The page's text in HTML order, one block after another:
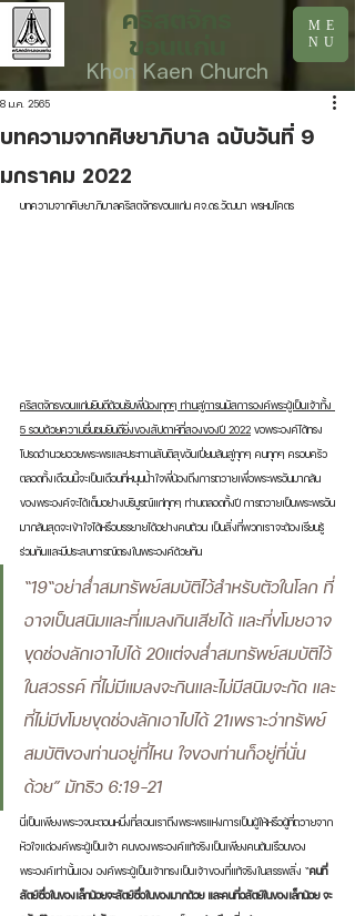
ME
NU
คริสตจักร
ขอนแก่น
Khon Kaen Church
บทความจากศิษยาภิบาล ฉบับวันที่ 9
มกราคม 2022
8 ม.ค. 2565
บทความจากศิษยาภิบาลคริสตจักรขอนแก่น ศจ.ดร.วัฒนา พรหมโคตร
คริสตจักรขอนแก่นยินดีต้อนรับพี่น้องทุกๆ ท่านสู่การนมัสการองค์พระผู้เป็นเจ้าทั้ง
5 รอบด้วยความชื่นชมยินดียิ่งของสัปดาห์ที่สองของปี 2022 ขอพระองค์ได้ทรง
โปรดอำนวยอวยพระพรและประทานสันติสุขอันเปี่ยมล้นสู่ทุกๆ คนทุกๆ ครอบครัว
ตลอดทั้งเดือนนี้จะเป็นเดือนที่หนุนน้ำใจพี่น้องถึงการถวายเพื่อพระพรอันมากล้น
ของพระองค์จะได้เต็มอย่างบริบูรณ์แก่ทุกๆ ท่านตลอดทั้งปี การถวายเป็นพระพรอัน
มากล้นสุดจะเข้าใจได้หรือบรรยายได้อย่างคบถ้วน เป็นสิ่งที่พวกเราจะต้องเรียนรู้
ร่วมกันและมีประสบการณ์ตรงในพระองค์ด้วยกัน
“19“อย่าส่ำสมทรัพย์สมบัติไว้สำหรับตัวในโลก ที่
อาจเป็นสนิมและที่แมลงกินเสียได้ และที่ขโมยอาจ
ขุดช่องลักเอาไปได้ 20แต่จงส่ำสมทรัพย์สมบัติไว้
ในสวรรค์ ที่ไม่มีแมลงจะกินและไม่มีสนิมจะกัด และ
ที่ไม่มีขโมยขุดช่องลักเอาไปได้ 21เพราะว่าทรัพย์
สมบัติของท่านอยู่ที่ไหน ใจของท่านก็อยู่ที่นั่น
ด้วย” มัทธิว 6:19-21
นี่เป็นเพียงพระวจนะตอนหนึ่งที่สอนเราถึงพระพรแห่งการเป็นผู้ให้หรือผู้ที่ถวายจาก
หัวใจแด่องค์พระผู้เป็นเจ้า คนของพระองค์แท้จริงเป็นเพียงคนต้นเรือนของ
พระองค์เท่านั้นเอง องค์พระผู้เป็นเจ้าทรงเป็นเจ้าของที่แท้จริงในสรรพสิ่ง “คนที่
สัตย์ซื่อในของเล็กน้อยจะสัตย์ซื่อในของมากด้วย และคนที่อสัตย์ในของเล็กน้อย จะ